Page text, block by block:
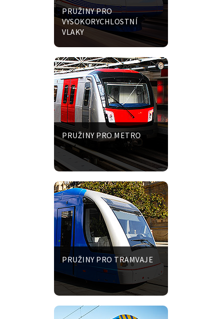
PRUŽINY PRO
VYSOKORYCHLOSTNÍ
VLAKY
PRUŽINY PRO METRO
PRUŽINY PRO TRAMVAJE